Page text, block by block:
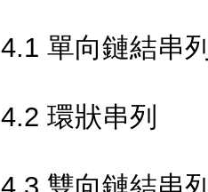
4.1 單向鏈結串
4.2 環狀串列